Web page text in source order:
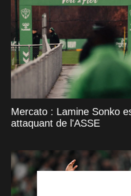
Mercato : Lamine Sonko
attaquant de l'ASSE